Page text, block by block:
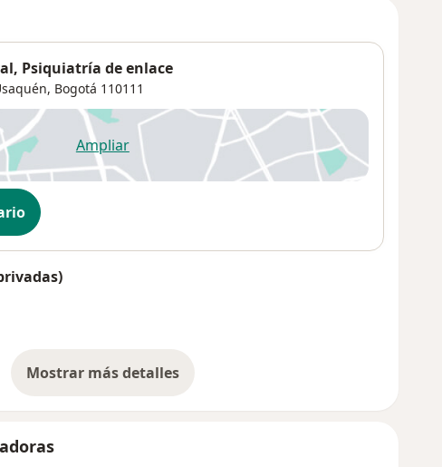
Psiquiatría de enlace
, Bogotá 110111
Ampliarse abre en una nueva pestaña
Mostrar más detalles
sobre la dirección